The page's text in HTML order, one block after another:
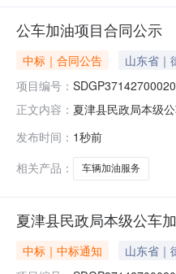
公车加油项目合同公示
中标｜合同公告 山东省｜
项目编号：
正文内容： 夏津县民政局本级
石化销售股份有限
标的
发布时间： 1秒前
相关产品：
车辆加油服务
夏津县民政局本级公车
中标｜中标通知 山东省｜